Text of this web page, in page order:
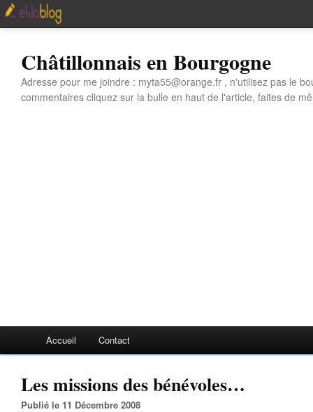
Châtillonnais en Bourgogne
Adresse pour me joindre : myta55@orange.fr , n'utilisez pas le
commentaires cliquez sur la bulle en haut de l'article, faites de
Accueil Contact
Les missions des bénévoles…
Publié le 11 Décembre 2008